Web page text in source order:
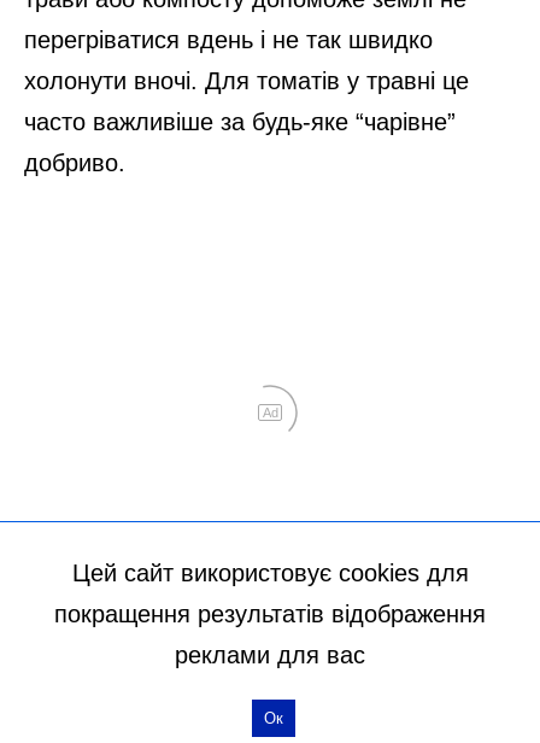
Цей сайт використовує cookies для
покращення результатів відображення
реклами для вас
Ок